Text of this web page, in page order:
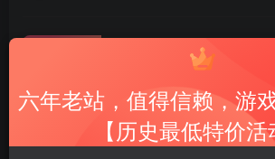
Steam PC VR游戏《神秘岛》Myst VR
此内容为付费资源，请付费后查看
900积分
付费资源
六年老站，值得信赖，游
【历史最低特价活